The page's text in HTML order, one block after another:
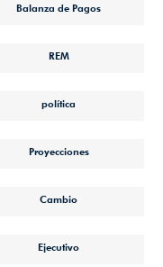
Balanza de Pagos
REM
política
Proyecciones
Cambio
Ejecutivo